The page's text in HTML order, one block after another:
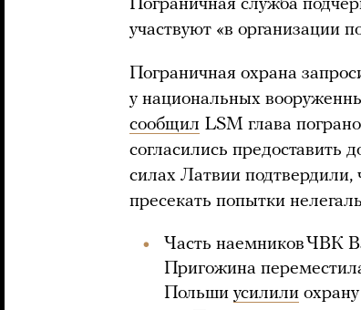
Пограничная служба
участвуют «в организации
Пограничная охрана
у национальных
сообщил LSM глава
согласились предоставить
силах Латвии подтвердили,
пресекать попытки
Часть наемников ЧВК
Пригожина
Польши усилили